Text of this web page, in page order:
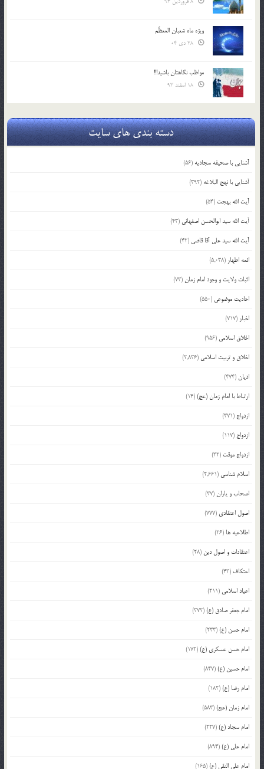
ویژه ماه شعبان المعظّم
مواظب نگاهتان باشید!!!
دسته بندی های سایت
آشنایی با صحیفه سجادیه (56)
آشنایی با نهج البلاغه (392)
آیت الله بهجت (54)
آیت الله سید ابوالحسن اصفهانی (43)
آیت الله سید علی آقا قاضی (42)
ائمه اطهار (5,038)
اثبات ولایت و وجود امام زمان(73)
احادیث موضوعی (550)
اخبار (717)
اخلاق اسلامی (956)
اخلاق و تربیت اسلامی (2,836)
ادیان(474)
ارتباط با امام زمان (عج)(14)
ازدواج (371)
ازدواج (117)
ازدواج موقت (32)
اسلام شناسی (2,661)
اصحاب و یاران(37)
اصول اعتقادی (777)
اطلاعیه ها (26)
اعتقادات و اصول دین (28)
اعتکاف (43)
اعیاد اسلامی (211)
امام جعفر صادق (ع)(372)
امام حسن (ع)(233)
امام حسن عسکری (ع)(172)
امام حسین (ع)(847)
امام رضا (ع)(182)
امام زمان (عج)(583)
امام سجاد (ع)(227)
امام علی (ع)(894)
امام علی النقی (ع)(165)